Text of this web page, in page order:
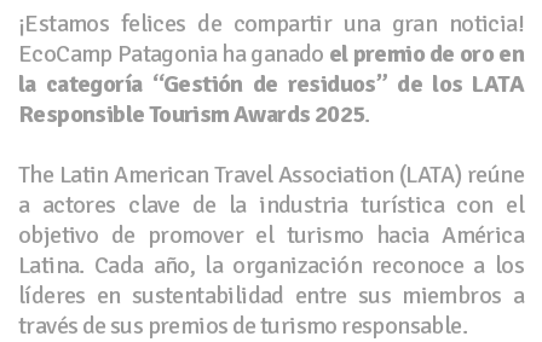
¡Estamos felices de compartir una gran noticia!
EcoCamp Patagonia ha ganado el premio de oro en
la categoría “Gestión de residuos” de los LATA
Responsible Tourism Awards 2025.
The Latin American Travel Association (LATA) reúne
a actores clave de la industria turística con el
objetivo de promover el turismo hacia América
Latina. Cada año, la organización reconoce a los
líderes en sustentabilidad entre sus miembros a
través de sus premios de turismo responsable.